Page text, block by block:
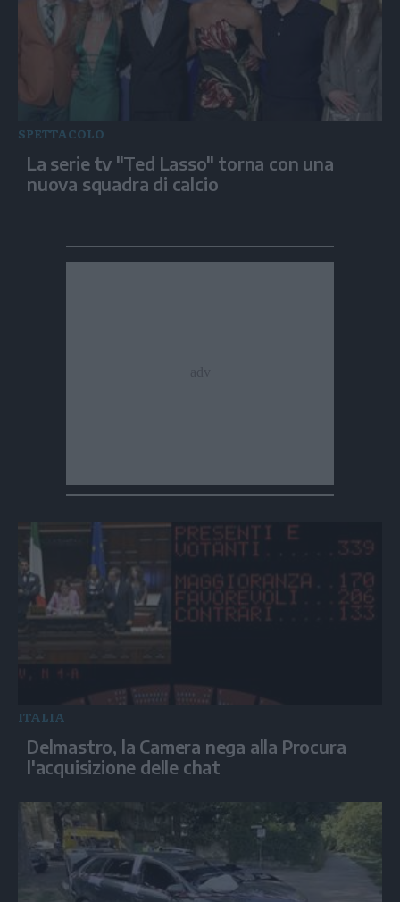
SPETTACOLO
La serie tv "Ted Lasso" torna con una
nuova squadra di calcio
ITALIA
Delmastro, la Camera nega alla Procura
l'acquisizione delle chat